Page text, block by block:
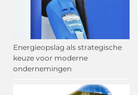
Energieopslag als strategische
keuze voor moderne
ondernemingen